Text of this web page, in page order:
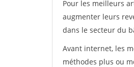
Pour les meilleurs
augmenter leurs
dans le secteur du
Avant internet, les
méthodes plus ou